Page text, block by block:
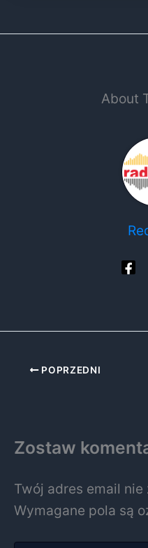
About
POPRZEDNI
Zostaw
Twój adres email
Wymagane pola są